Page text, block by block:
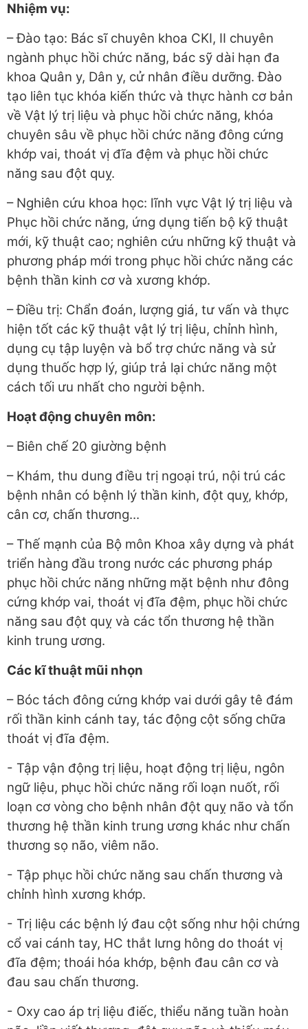
Nhiệm vụ:
– Đào tạo: Bác sĩ chuyên khoa CKI, II chuyên
ngành phục hồi chức năng, bác sỹ dài hạn đa
khoa Quân y, Dân y, cử nhân điều dưỡng. Đào
tạo liên tục khóa kiến thức và thực hành cơ bản
về Vật lý trị liệu và phục hồi chức năng, khóa
chuyên sâu về phục hồi chức năng đông cứng
khớp vai, thoát vị đĩa đệm và phục hồi chức
năng sau đột quỵ.
– Nghiên cứu khoa học: lĩnh vực Vật lý trị liệu và
Phục hồi chức năng, ứng dụng tiến bộ kỹ thuật
mới, kỹ thuật cao; nghiên cứu những kỹ thuật và
phương pháp mới trong phục hồi chức năng các
bệnh thần kinh cơ và xương khớp.
– Điều trị: Chẩn đoán, lượng giá, tư vấn và thực
hiện tốt các kỹ thuật vật lý trị liệu, chỉnh hình,
dụng cụ tập luyện và bổ trợ chức năng và sử
dụng thuốc hợp lý, giúp trả lại chức năng một
cách tối ưu nhất cho người bệnh.
Hoạt động chuyên môn:
– Biên chế 20 giường bệnh
– Khám, thu dung điều trị ngoại trú, nội trú các
bệnh nhân có bệnh lý thần kinh, đột quỵ, khớp,
cân cơ, chấn thương...
– Thế mạnh của Bộ môn Khoa xây dựng và phát
triển hàng đầu trong nước các phương pháp
phục hồi chức năng những mặt bệnh như đông
cứng khớp vai, thoát vị đĩa đệm, phục hồi chức
năng sau đột quỵ và các tổn thương hệ thần
kinh trung ương.
Các kĩ thuật mũi nhọn
– Bóc tách đông cứng khớp vai dưới gây tê đám
rối thần kinh cánh tay, tác động cột sống chữa
thoát vị đĩa đệm.
- Tập vận động trị liệu, hoạt động trị liệu, ngôn
ngữ liệu, phục hồi chức năng rối loạn nuốt, rối
loạn cơ vòng cho bệnh nhân đột quỵ não và tổn
thương hệ thần kinh trung ương khác như chấn
thương sọ não, viêm não.
- Tập phục hồi chức năng sau chấn thương và
chỉnh hình xương khớp.
- Trị liệu các bệnh lý đau cột sống như hội chứng
cổ vai cánh tay, HC thắt lưng hông do thoát vị
đĩa đệm; thoái hóa khớp, bệnh đau cân cơ và
đau sau chấn thương.
- Oxy cao áp trị liệu điếc, thiểu năng tuần hoàn